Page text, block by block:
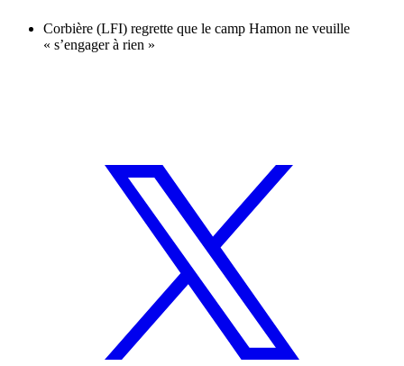
Corbière (LFI) regrette que le camp Hamon ne veuille
« s’engager à rien »